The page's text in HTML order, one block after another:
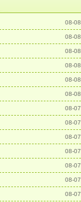
08-08
08-08
08-08
08-08
08-08
08-08
08-07
08-07
08-07
08-07
08-07
08-07
08-07